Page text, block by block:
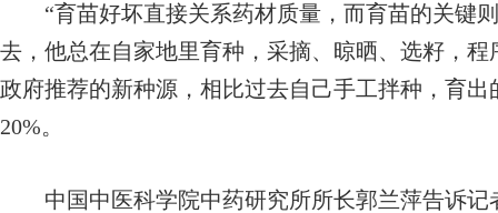
“育苗好坏直接关系药材质量，而育苗的关键则
去，他总在自家地里育种，采摘、晾晒、选籽，
政府推荐的新种源，相比过去自己手工拌种，育
20%。
中国中医科学院中药研究所所长郭兰萍告诉记